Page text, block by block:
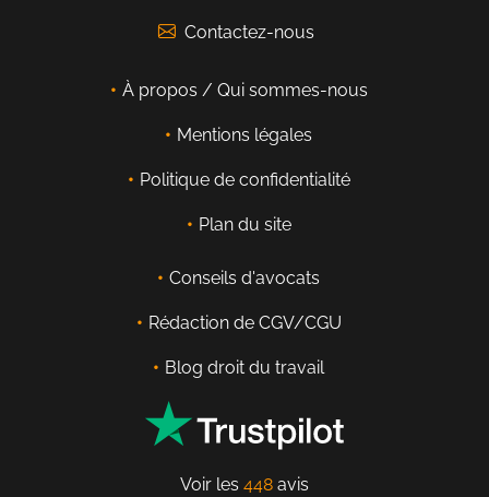
Contactez-nous
À propos / Qui sommes-nous
Mentions légales
Politique de confidentialité
Plan du site
Conseils d'avocats
Rédaction de CGV/CGU
Blog droit du travail
Voir les 448 avis